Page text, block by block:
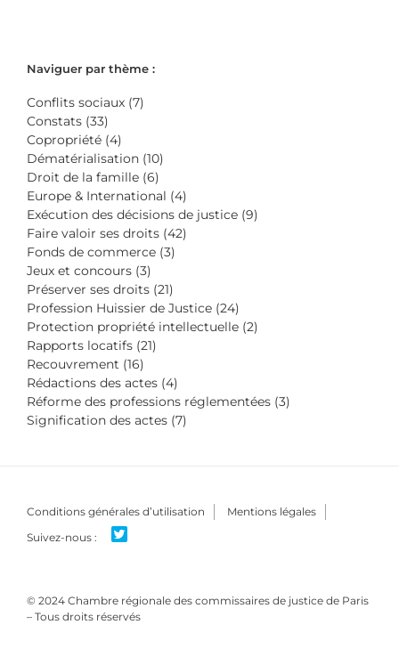
Naviguer par thème :
Conflits sociaux (7)
Constats (33)
Copropriété (4)
Dématérialisation (10)
Droit de la famille (6)
Europe & International (4)
Exécution des décisions de justice (9)
Faire valoir ses droits (42)
Fonds de commerce (3)
Jeux et concours (3)
Préserver ses droits (21)
Profession Huissier de Justice (24)
Protection propriété intellectuelle (2)
Rapports locatifs (21)
Recouvrement (16)
Rédactions des actes (4)
Réforme des professions réglementées (3)
Signification des actes (7)
Conditions générales d’utilisation Mentions légales
© 2024 Chambre régionale des commissaires de justice de Paris
– Tous droits réservés